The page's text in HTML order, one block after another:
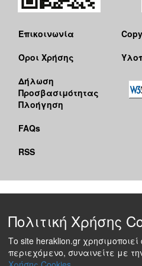
Επικοινωνία
Όροι Χρήσης
Δήλωση
Προσβασιμότητας
Πλοήγηση
FAQs
RSS
Πολιτική Χρήσης
Το site heraklion.gr
περιεχόμενο, συναινείτε με